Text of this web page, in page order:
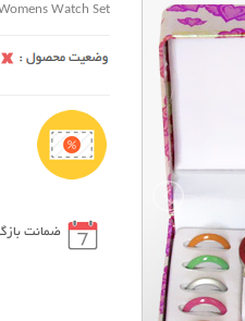
Watch Set
ضمانت